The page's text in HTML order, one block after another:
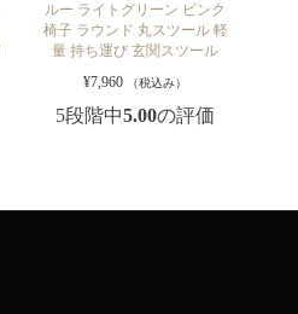
ルー ライトグリーン ピンク
椅子 ラウンド 丸スツール 軽
量 持ち運び 玄関スツール
¥7,960 （税込み）
5段階中5.00の評価